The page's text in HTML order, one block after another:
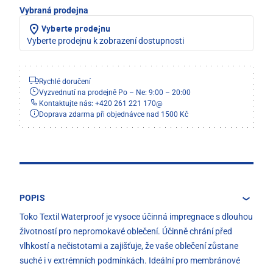
Vybraná prodejna
Vyberte prodejnu
Vyberte prodejnu k zobrazení dostupnosti
Rychlé doručení
Vyzvednutí na prodejně Po – Ne: 9:00 – 20:00
Kontaktujte nás: +420 261 221 170@
Doprava zdarma při objednávce nad 1500 Kč
POPIS
Toko Textil Waterproof je vysoce účinná impregnace s dlouhou
životností pro nepromokavé oblečení. Účinně chrání před
vlhkostí a nečistotami a zajišťuje, že vaše oblečení zůstane
suché i v extrémních podmínkách. Ideální pro membránové